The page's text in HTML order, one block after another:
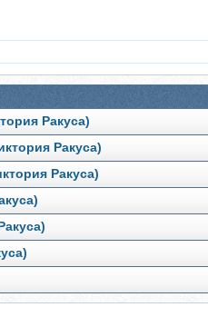
Ракуса)
Ракуса)
Ракуса)